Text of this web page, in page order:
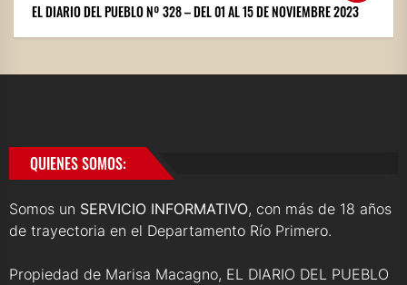
EL DIARIO DEL PUEBLO Nº 328 – DEL 01 AL 15 DE NOVIEMBRE 2023
QUIENES SOMOS:
Somos un SERVICIO INFORMATIVO, con más de 18 años
de trayectoria en el Departamento Río Primero.
Propiedad de Marisa Macagno, EL DIARIO DEL PUEBLO